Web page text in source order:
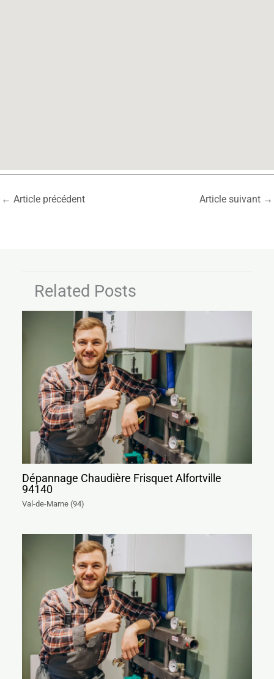
← Article précédent Article suivant →
Related Posts
Dépannage Chaudière Frisquet Alfortville
94140
Val-de-Marne (94)